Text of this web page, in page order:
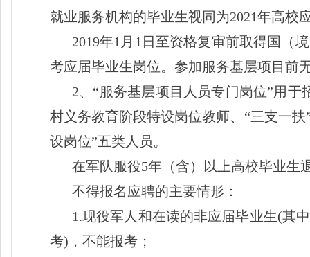
就业服务机构的毕业生视同为2021年高校
2019年1月1日至资格复审前取得国（
考应届毕业生岗位。参加服务基层项目前
2、“服务基层项目人员专门岗位”用
村义务教育阶段特设岗位教师、“三支一
设岗位”五类人员。
在军队服役5年（含）以上高校毕业生
不得报名应聘的主要情形：
1.现役军人和在读的非应届毕业生(其
考)，不能报考；